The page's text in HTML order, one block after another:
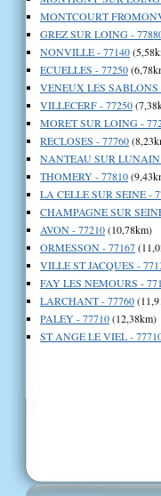
MONTCOURT
GREZ SUR LOING -
NONVILLE - 77140
ECUELLES - 77250
VENEUX LES SABLONS
VILLECERF - 77250
MORET SUR LOING -
RECLOSES - 77760
NANTEAU SUR LUNAIN
THOMERY - 77810
LA CELLE SUR SEINE -
CHAMPAGNE SUR
AVON - 77210(10,78km)
ORMESSON - 77167
VILLE ST JACQUES -
FAY LES NEMOURS -
LARCHANT - 77760
PALEY - 77710(12,38km)
ST ANGE LE VIEL -